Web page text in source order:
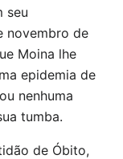
seu
novembro de
Moina lhe
epidemia de
nenhuma
tumba.
de Óbito,